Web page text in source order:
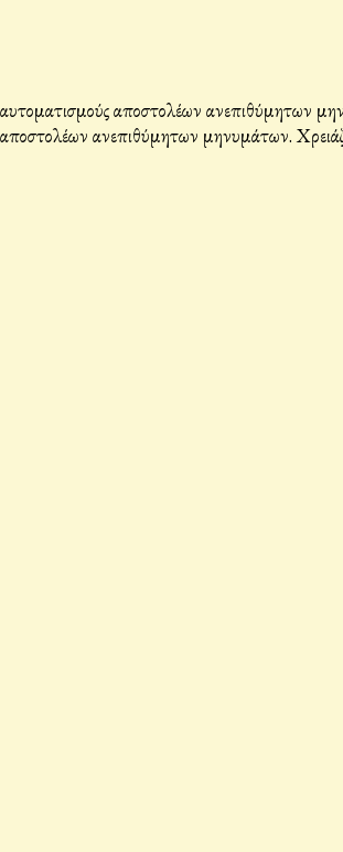
αποστολέων ανεπιθύμητων
ανεπιθύμητων μηνυμάτων.